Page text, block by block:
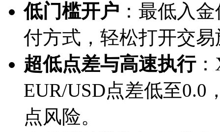
低门槛开户 ：最低入
付方式，轻松打开交
超低点差与高速执行：
EUR/USD点差低至0.0
点风险。